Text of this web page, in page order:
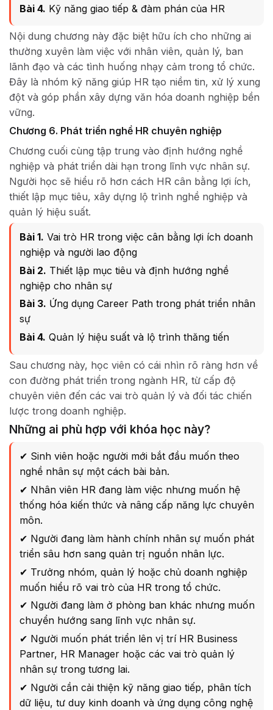
Bài 4. Kỹ năng giao tiếp & đàm phán của HR
Nội dung chương này đặc biệt hữu ích cho những ai
thường xuyên làm việc với nhân viên, quản lý, ban
lãnh đạo và các tình huống nhạy cảm trong tổ chức.
Đây là nhóm kỹ năng giúp HR tạo niềm tin, xử lý xung
đột và góp phần xây dựng văn hóa doanh nghiệp bền
vững.
Chương 6. Phát triển nghề HR chuyên nghiệp
Chương cuối cùng tập trung vào định hướng nghề
nghiệp và phát triển dài hạn trong lĩnh vực nhân sự.
Người học sẽ hiểu rõ hơn cách HR cân bằng lợi ích,
thiết lập mục tiêu, xây dựng lộ trình nghề nghiệp và
quản lý hiệu suất.
Bài 1. Vai trò HR trong việc cân bằng lợi ích doanh
nghiệp và người lao động
Bài 2. Thiết lập mục tiêu và định hướng nghề
nghiệp cho nhân sự
Bài 3. Ứng dụng Career Path trong phát triển nhân
sự
Bài 4. Quản lý hiệu suất và lộ trình thăng tiến
Sau chương này, học viên có cái nhìn rõ ràng hơn về
con đường phát triển trong ngành HR, từ cấp độ
chuyên viên đến các vai trò quản lý và đối tác chiến
lược trong doanh nghiệp.
Những ai phù hợp với khóa học này?
✔ Sinh viên hoặc người mới bắt đầu muốn theo
nghề nhân sự một cách bài bản.
✔ Nhân viên HR đang làm việc nhưng muốn hệ
thống hóa kiến thức và nâng cấp năng lực chuyên
môn.
✔ Người đang làm hành chính nhân sự muốn phát
triển sâu hơn sang quản trị nguồn nhân lực.
✔ Trưởng nhóm, quản lý hoặc chủ doanh nghiệp
muốn hiểu rõ vai trò của HR trong tổ chức.
✔ Người đang làm ở phòng ban khác nhưng muốn
chuyển hướng sang lĩnh vực nhân sự.
✔ Người muốn phát triển lên vị trí HR Business
Partner, HR Manager hoặc các vai trò quản lý
nhân sự trong tương lai.
✔ Người cần cải thiện kỹ năng giao tiếp, phân tích
dữ liệu, tư duy kinh doanh và ứng dụng công nghệ